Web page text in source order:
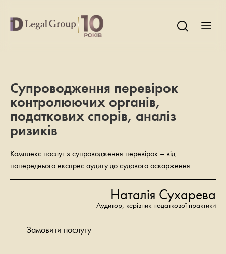
Супроводження перевірок
контролюючих органів,
податкових спорів, аналіз
ризиків
Комплекс послуг з супроводження перевірок – від
попереднього експрес аудиту до судового оскарження
Наталія Сухарева
Аудитор, керівник податкової практики
Замовити послугу